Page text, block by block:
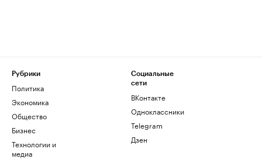
Рубрики
Политика
Экономика
Общество
Бизнес
Технологии и
медиа
Социальные
сети
ВКонтакте
Одноклассники
Telegram
Дзен